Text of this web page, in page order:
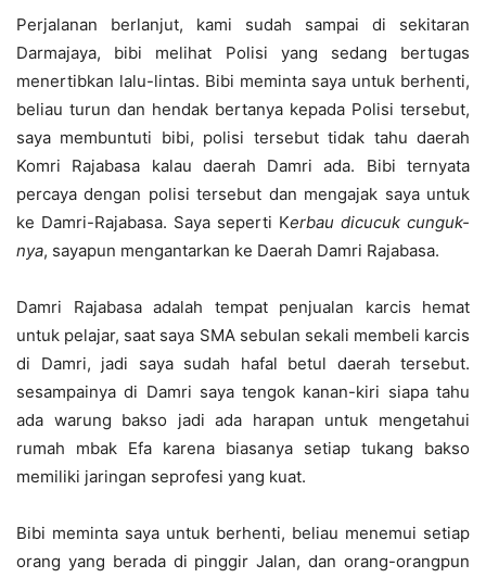
Perjalanan berlanjut, kami sudah sampai di sekitaran
Darmajaya, bibi melihat Polisi yang sedang bertugas
menertibkan lalu-lintas. Bibi meminta saya untuk berhenti,
beliau turun dan hendak bertanya kepada Polisi tersebut,
saya membuntuti bibi, polisi tersebut tidak tahu daerah
Komri Rajabasa kalau daerah Damri ada. Bibi ternyata
percaya dengan polisi tersebut dan mengajak saya untuk
ke Damri-Rajabasa. Saya seperti Kerbau dicucuk cunguk-
nya, sayapun mengantarkan ke Daerah Damri Rajabasa.
Damri Rajabasa adalah tempat penjualan karcis hemat
untuk pelajar, saat saya SMA sebulan sekali membeli karcis
di Damri, jadi saya sudah hafal betul daerah tersebut.
sesampainya di Damri saya tengok kanan-kiri siapa tahu
ada warung bakso jadi ada harapan untuk mengetahui
rumah mbak Efa karena biasanya setiap tukang bakso
memiliki jaringan seprofesi yang kuat.
Bibi meminta saya untuk berhenti, beliau menemui setiap
orang yang berada di pinggir Jalan, dan orang-orangpun